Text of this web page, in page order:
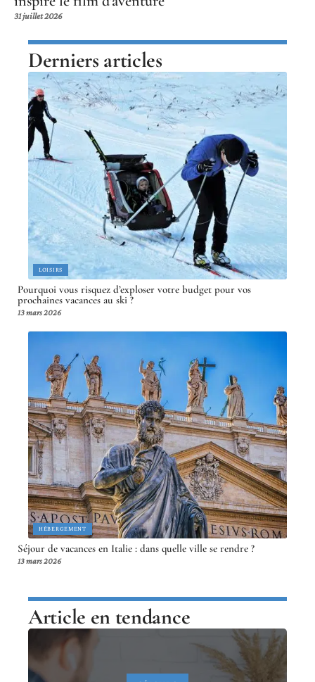
31 juillet 2026
Derniers articles
LOISIRS
Pourquoi vous risquez d’exploser votre budget pour vos
prochaines vacances au ski ?
13 mars 2026
HÉBERGEMENT
Séjour de vacances en Italie : dans quelle ville se rendre ?
13 mars 2026
Article en tendance